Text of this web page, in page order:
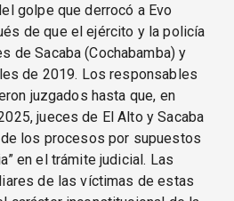
golpe que derrocó a Evo
de que el ejército y la policía
de Sacaba (Cochabamba) y
de 2019. Los responsables
juzgados hasta que, en
jueces de El Alto y Sacaba
los procesos por supuestos
en el trámite judicial. Las
de las víctimas de estas